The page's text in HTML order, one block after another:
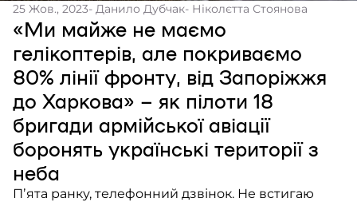
25 Жов., 2023- Данило Дубчак- Ніколєтта Стоянова
«Ми майже не маємо
гелікоптерів, але покриваємо
80% лінії фронту, від Запоріжжя
до Харкова» – як пілоти 18
бригади армійської авіації
боронять українські території з
неба
Пʼята ранку, телефонний дзвінок. Не встигаю